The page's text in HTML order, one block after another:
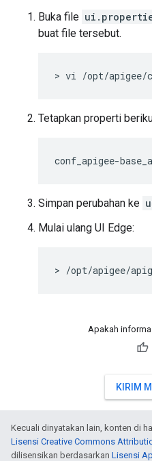
Buka file
buat file tersebut.
> vi /opt/apigee/
Tetapkan properti
conf_apigee-
Simpan perubahan ke
Mulai ulang UI Edge:
> /opt/apigee/
Apakah
KIRIM
Kecuali dinyatakan lain, konten di
Lisensi Creative Commons
dilisensikan berdasarkan Lisensi